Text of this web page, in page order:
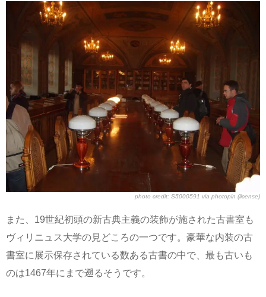
photo credit: S5000591 via photopin (license)
また、19世紀初頭の新古典主義の装飾が施された古書室も
ヴィリニュス大学の見どころの一つです。豪華な内装の古
書室に展示保存されている数ある古書の中で、最も古いも
のは1467年にまで遡るそうです。